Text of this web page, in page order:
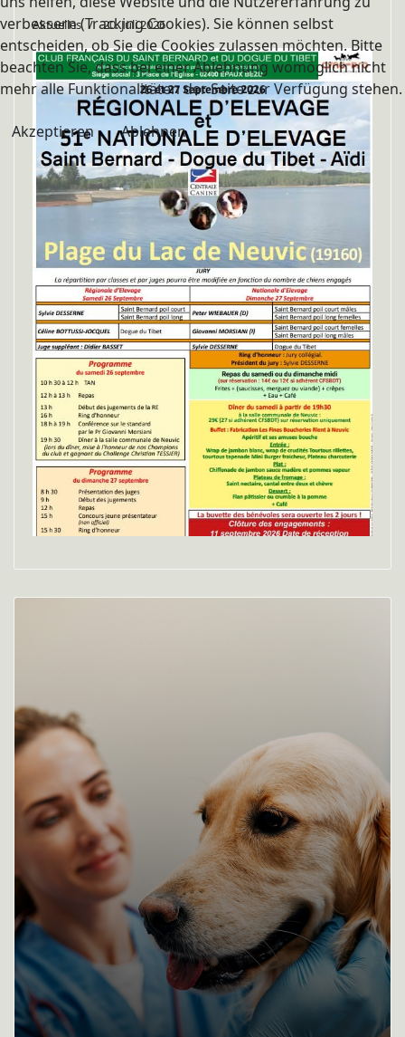
Aktuelles 20. Juli 2026
verbessern (Tracking Cookies). Sie können selbst
entscheiden, ob Sie die Cookies zulassen möchten. Bitte
beachten Sie, dass bei einer Ablehnung womöglich nicht
mehr alle Funktionalitäten der Seite zur Verfügung stehen.
Akzeptieren Ablehnen